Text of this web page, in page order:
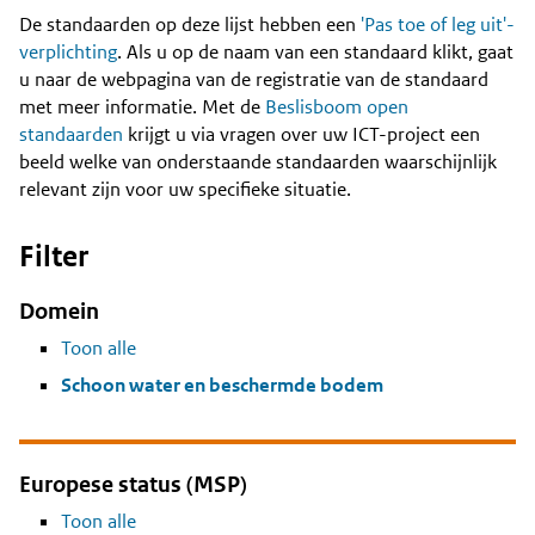
Content
De standaarden op deze lijst hebben een 'Pas toe of leg uit'-
verplichting. Als u op de naam van een standaard klikt, gaat
u naar de webpagina van de registratie van de standaard
met meer informatie. Met de Beslisboom open
standaarden krijgt u via vragen over uw ICT-project een
beeld welke van onderstaande standaarden waarschijnlijk
relevant zijn voor uw specifieke situatie.
Filter
Domein
Toon alle
Schoon water en beschermde bodem
Europese status (MSP)
Toon alle